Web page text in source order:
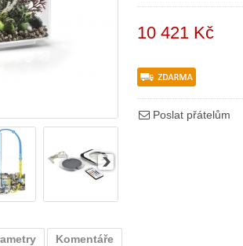
10 421 Kč
Poslat přátelům
Komentáře